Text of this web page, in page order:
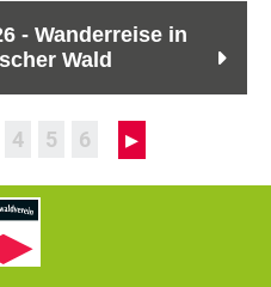
- Wanderreise in
Wald
4 5 6 ▸